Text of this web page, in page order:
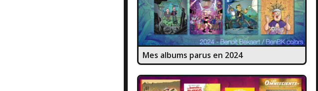
Mes albums parus en 2024